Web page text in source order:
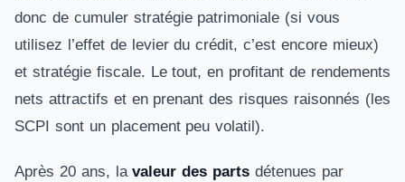
donc de cumuler stratégie patrimoniale (si vous
utilisez l’effet de levier du crédit, c’est encore mieux)
et stratégie fiscale. Le tout, en profitant de rendements
nets attractifs et en prenant des risques raisonnés (les
SCPI sont un placement peu volatil).
Après 20 ans, lavaleur des parts détenues par